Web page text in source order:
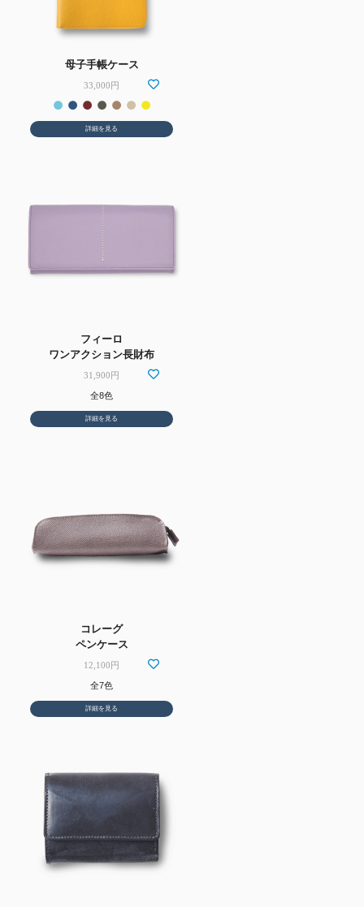
母子手帳ケース
33,000円
詳細を見る
フィーロ
ワンアクション長財布
31,900円
全8色
詳細を見る
コレーグ
ペンケース
12,100円
全7色
詳細を見る